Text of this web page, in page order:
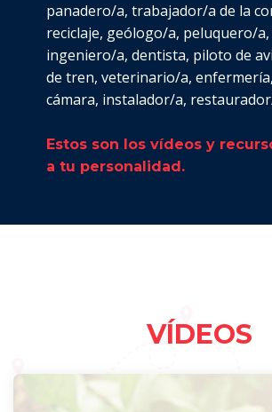
panadero/a, trabajador/a de la
reciclaje, geólogo/a, peluquero/
ingeniero/a, dentista, piloto de
de tren, veterinario/a,
cámara, instalador/a,
Estos son los vídeos y
a tu personalidad.
VÍDEOS